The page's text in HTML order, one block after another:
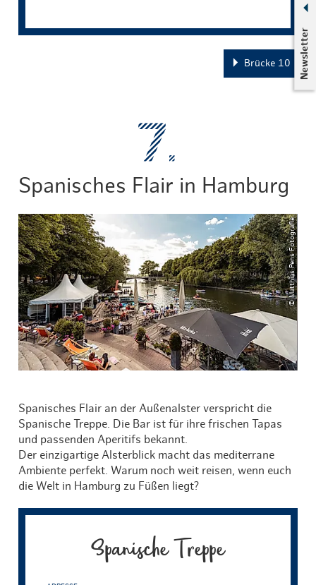
Newsletter
Brücke 10
Spanisches Flair in Hamburg
© Matthias Pens Fotografie
Spanisches Flair an der Außenalster verspricht die
Spanische Treppe. Die Bar ist für ihre frischen Tapas
und passenden Aperitifs bekannt.
Der einzigartige Alsterblick macht das mediterrane
Ambiente perfekt. Warum noch weit reisen, wenn euch
die Welt in Hamburg zu Füßen liegt?
Spanische Treppe